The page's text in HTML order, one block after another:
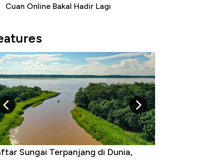
Cuan Online Bakal Hadir Lagi
Negara yang Warganya Sering